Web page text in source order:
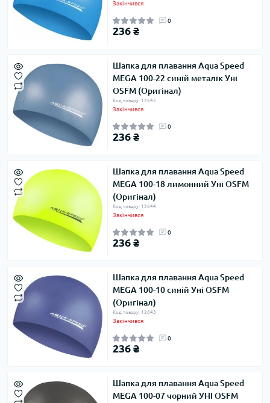
Закінчився
0
236 ₴
Шапка для плавання Aqua Speed ​​
MEGA 100-22 синій металік Уні
OSFM (Оригінал)
Код товару: 12645
Закінчився
0
236 ₴
Шапка для плавання Aqua Speed ​​
MEGA 100-18 лимонний Уні OSFM
(Оригінал)
Код товару: 12644
Закінчився
0
236 ₴
Шапка для плавання Aqua Speed ​​
MEGA 100-10 синій Уні OSFM
(Оригінал)
Код товару: 12643
Закінчився
0
236 ₴
Шапка для плавання Aqua Speed ​​
MEGA 100-07 чорний УНІ OSFM